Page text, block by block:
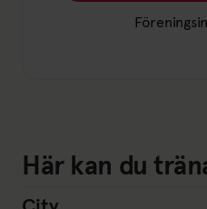
Här kan du
City